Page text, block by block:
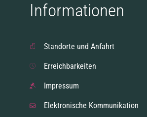
Informationen
Standorte und Anfahrt
Erreichbarkeiten
Impressum
Elektronische Kommunikation